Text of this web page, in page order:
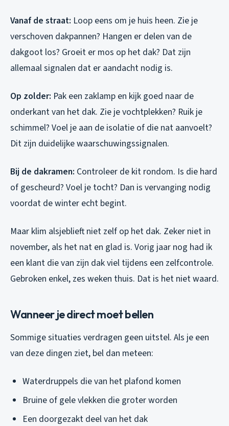
Vanaf de straat: Loop eens om je huis heen. Zie je
verschoven dakpannen? Hangen er delen van de
dakgoot los? Groeit er mos op het dak? Dat zijn
allemaal signalen dat er aandacht nodig is.
Op zolder: Pak een zaklamp en kijk goed naar de
onderkant van het dak. Zie je vochtplekken? Ruik je
schimmel? Voel je aan de isolatie of die nat aanvoelt?
Dit zijn duidelijke waarschuwingssignalen.
Bij de dakramen: Controleer de kit rondom. Is die hard
of gescheurd? Voel je tocht? Dan is vervanging nodig
voordat de winter echt begint.
Maar klim alsjeblieft niet zelf op het dak. Zeker niet in
november, als het nat en glad is. Vorig jaar nog had ik
een klant die van zijn dak viel tijdens een zelfcontrole.
Gebroken enkel, zes weken thuis. Dat is het niet waard.
Wanneer je direct moet bellen
Sommige situaties verdragen geen uitstel. Als je een
van deze dingen ziet, bel dan meteen:
Waterdruppels die van het plafond komen
Bruine of gele vlekken die groter worden
Een doorgezakt deel van het dak